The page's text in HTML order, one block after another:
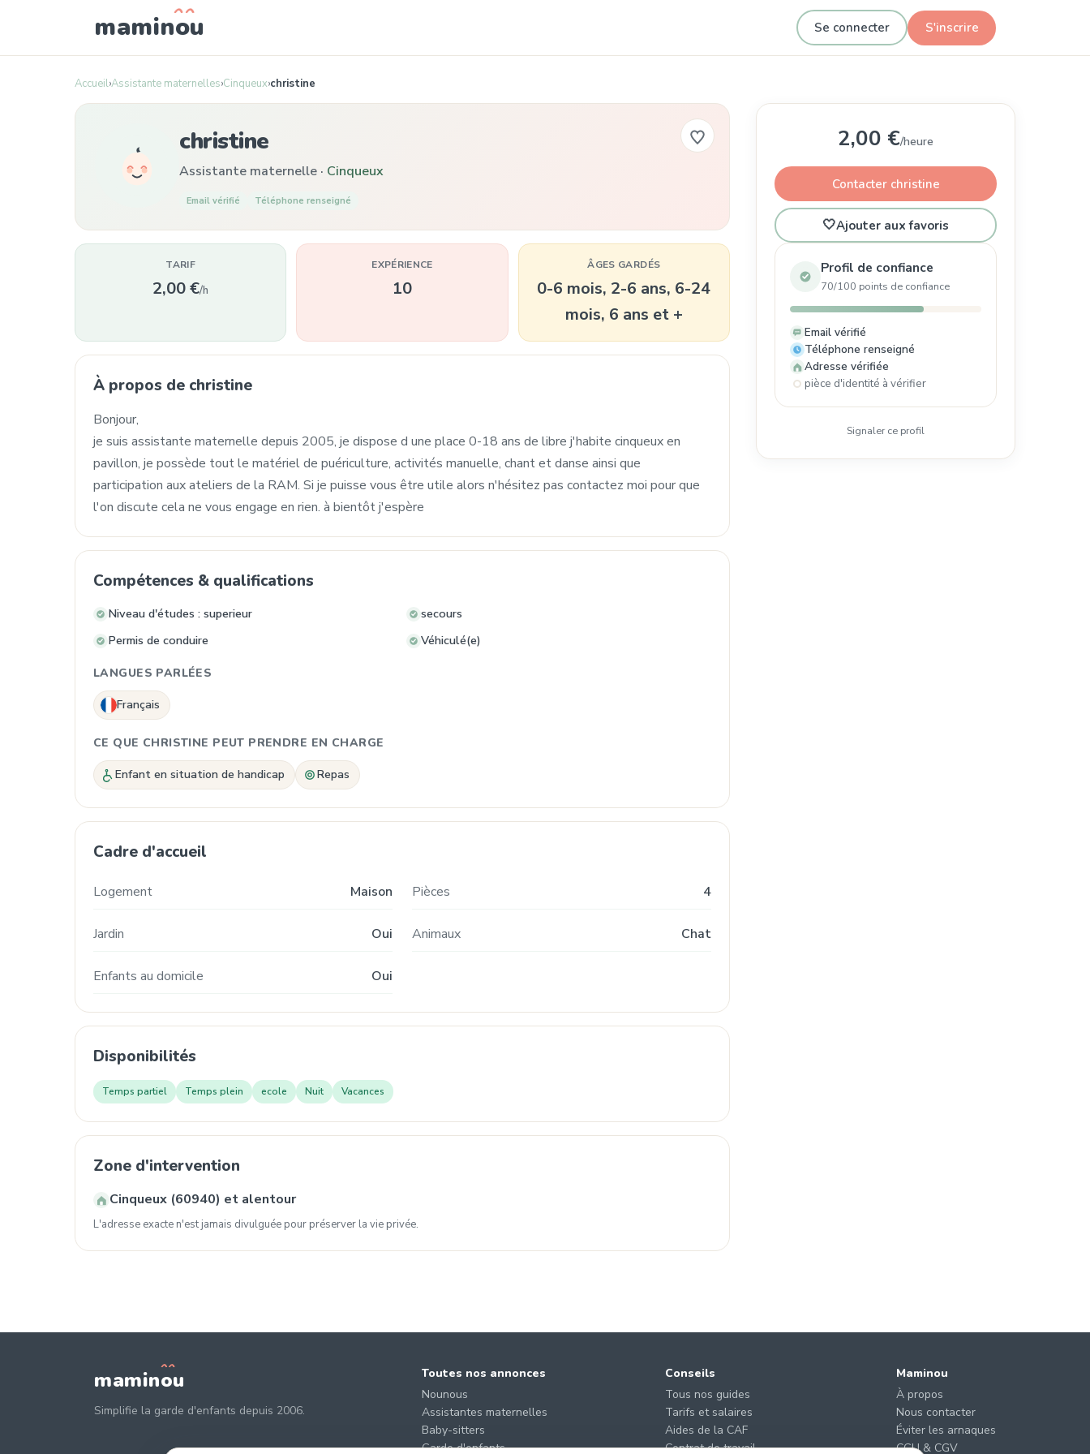
maminou Se connecter S'inscrire
Accueil›Assistante maternelles›Cinqueux›christine
christine
Assistante maternelle · Cinqueux
Email vérifié Téléphone renseigné
TARIF
2,00 €/h
EXPÉRIENCE
10
ÂGES GARDÉS
0-6 mois, 2-6 ans, 6-24
mois, 6 ans et +
À propos de christine
Bonjour,
je suis assistante maternelle depuis 2005, je dispose d une place 0-18 ans de libre j'habite cinqueux en
pavillon, je possède tout le matériel de puériculture, activités manuelle, chant et danse ainsi que
participation aux ateliers de la RAM. Si je puisse vous être utile alors n'hésitez pas contactez moi pour que
l'on discute cela ne vous engage en rien. à bientôt j'espère
Compétences & qualifications
Niveau d'études : superieur
secours
Permis de conduire
Véhiculé(e)
LANGUES PARLÉES
Français
CE QUE CHRISTINE PEUT PRENDRE EN CHARGE
Enfant en situation de handicap Repas
Cadre d'accueil
Logement Maison Pièces 4
Jardin Oui Animaux Chat
Enfants au domicile Oui
Disponibilités
Temps partiel Temps plein ecole Nuit Vacances
Zone d'intervention
Cinqueux (60940) et alentour
L'adresse exacte n'est jamais divulguée pour préserver la vie privée.
2,00 €/heure
Contacter christine
🤍Ajouter aux favoris
Profil de confiance
70/100 points de confiance
Email vérifié
Téléphone renseigné
Adresse vérifiée
pièce d'identité à vérifier
Signaler ce profil
maminou
Simplifie la garde d'enfants depuis 2006.
Toutes nos annonces
Nounous
Assistantes maternelles
Baby-sitters
Garde d'enfants
Conseils
Tous nos guides
Tarifs et salaires
Aides de la CAF
Contrat de travail
Maminou
À propos
Nous contacter
Éviter les arnaques
CGU & CGV